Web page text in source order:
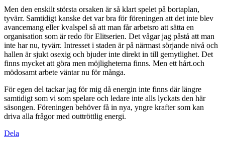
Men den enskilt största orsaken är så klart spelet på bortaplan,
tyvärr. Samtidigt kanske det var bra för föreningen att det inte blev
avancemang eller kvalspel så att man får arbetsro att sätta en
organisation som är redo för Elitserien. Det vågar jag påstå att man
inte har nu, tyvärr. Intresset i staden är på närmast sörjande nivå och
hallen är sjukt osexig och bjuder inte direkt in till gemytlighet. Det
finns mycket att göra men möjligheterna finns. Men ett hårt.och
mödosamt arbete väntar nu för många.
För egen del tackar jag för mig då energin inte finns där längre
samtidigt som vi som spelare och ledare inte alls lyckats den här
säsongen. Föreningen behöver få in nya, yngre krafter som kan
driva alla frågor med outtröttlig energi.
Dela